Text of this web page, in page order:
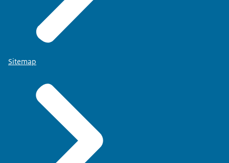
Sitemap